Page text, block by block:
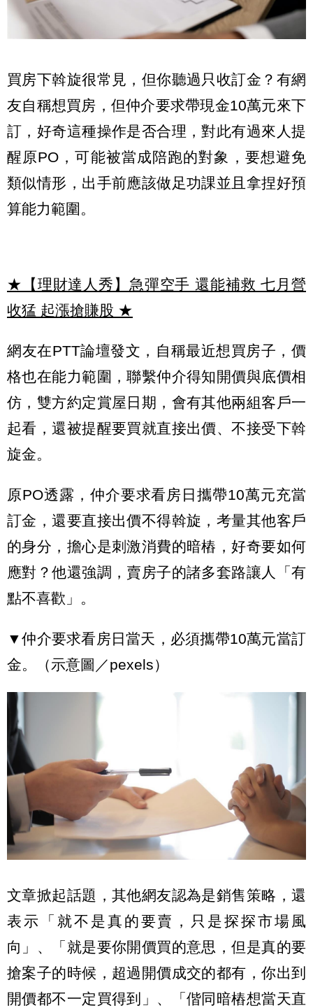
買房下斡旋很常見，但你聽過只收訂金？有網
友自稱想買房，但仲介要求帶現金10萬元來下
訂，好奇這種操作是否合理，對此有過來人提
醒原PO，可能被當成陪跑的對象，要想避免
類似情形，出手前應該做足功課並且拿捏好預
算能力範圍。
★【理財達人秀】急彈空手 還能補救 七月營
收猛 起漲搶賺股 ★
網友在PTT論壇發文，自稱最近想買房子，價
格也在能力範圍，聯繫仲介得知開價與底價相
仿，雙方約定賞屋日期，會有其他兩組客戶一
起看，還被提醒要買就直接出價、不接受下斡
旋金。
原PO透露，仲介要求看房日攜帶10萬元充當
訂金，還要直接出價不得斡旋，考量其他客戶
的身分，擔心是刺激消費的暗樁，好奇要如何
應對？他還強調，賣房子的諸多套路讓人「有
點不喜歡」。
▼仲介要求看房日當天，必須攜帶10萬元當訂
金。（示意圖／pexels）
文章掀起話題，其他網友認為是銷售策略，還
表示「就不是真的要賣，只是探探市場風
向」、「就是要你開價買的意思，但是真的要
搶案子的時候，超過開價成交的都有，你出到
開價都不一定買得到」、「偕同暗樁想當天直